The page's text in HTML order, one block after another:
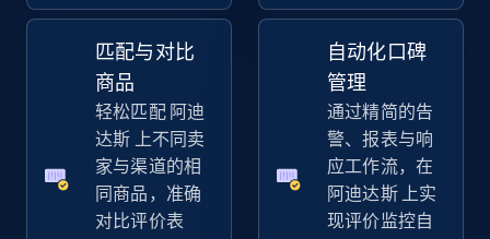
info, Stars, Feedbacks, Return policy, and more.
2.5K+ 立即开始
eBay
URL, Product id, Title, Seller name, Seller rating,
匹配与对比
商品
轻松匹配 阿迪
达斯 上不同卖
家与渠道的相
同商品，准确
对比评价表
自动化口碑
管理
通过精简的告
警、报表与响
应工作流，在
阿迪达斯 上实
现评价监控自